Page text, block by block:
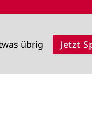
übrig Jetzt